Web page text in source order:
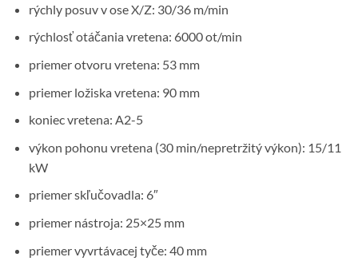
rýchly posuv v ose X/Z: 30/36 m/min
rýchlosť otáčania vretena: 6000 ot/min
priemer otvoru vretena: 53 mm
priemer ložiska vretena: 90 mm
koniec vretena: A2-5
výkon pohonu vretena (30 min/nepretržitý výkon): 15/11
kW
priemer skľučovadla: 6″
priemer nástroja: 25×25 mm
priemer vyvrtávacej tyče: 40 mm